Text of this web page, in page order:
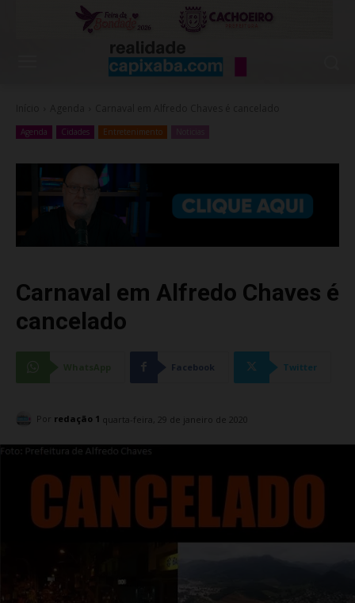
Agenda Cidades Entretenimento
Carnaval em Alfredo Chaves é
cancelado
Facebook Twitter
Por redação 1 quarta-feira, 29 de janeiro de 2020